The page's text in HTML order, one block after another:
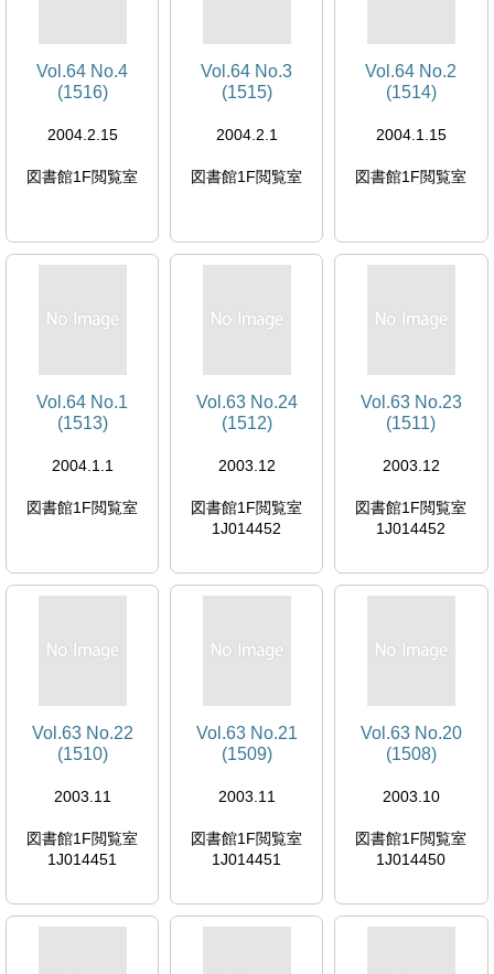
Vol.64 No.4
(1516)
2004.2.15
図書館1F閲覧室
Vol.64 No.3
(1515)
2004.2.1
図書館1F閲覧室
Vol.64 No.2
(1514)
2004.1.15
図書館1F閲覧室
Vol.64 No.1
(1513)
2004.1.1
図書館1F閲覧室
Vol.63 No.24
(1512)
2003.12
図書館1F閲覧室
1J014452
Vol.63 No.23
(1511)
2003.12
図書館1F閲覧室
1J014452
Vol.63 No.22
(1510)
2003.11
図書館1F閲覧室
1J014451
Vol.63 No.21
(1509)
2003.11
図書館1F閲覧室
1J014451
Vol.63 No.20
(1508)
2003.10
図書館1F閲覧室
1J014450